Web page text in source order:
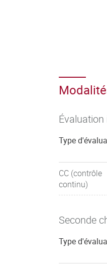
Type
CC (contrôle
continu)
Seconde
Type